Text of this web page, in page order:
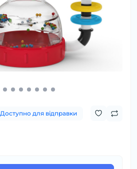
Доступно для відправки